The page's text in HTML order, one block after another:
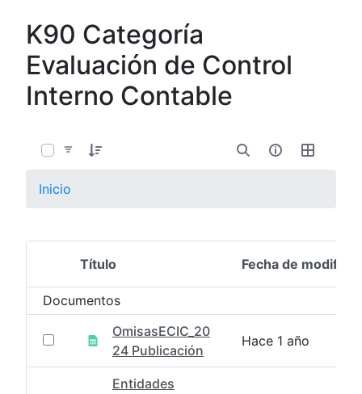
K90 Categoría
Evaluación de Control
Interno Contable
Inicio
Selección del elemento
Título Fecha de
Documentos
OmisasECIC_20
24 Publicación
Hace 1 año
Entidades